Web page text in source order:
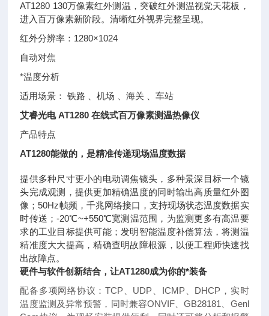
AT1280 130万像素红外测温，突破红外测温视觉天花板，
进入百万像素新阶段。清晰红外视界完整呈现。
红外分辨率：1280×1024
自动对焦
*温度分析
适用场景：铁路 、机场 、海关 、车站
艾睿光电 AT1280 在线式百万像素测温热像仪
产品特点
AT1280能做的，是精准传递现场温度数据
提供多种尺寸更小的电动调焦镜头，多种景深目标一个镜
头完成观测，提供更加精确温度的同时输出高质量红外图
像；50Hz帧频，千兆网络接口，支持现场状态温度数据实
时传送；-20℃~+550℃宽测温范围，为监测更多有高温要
求的工业目标提供可能；发明智能温度补偿算法，将测温
精准度大大提高，精确查明故障根源，以便工程师快速找
出故障点。
硬件与软件创新结合，让AT1280成为你的*装备
配备多项网络协议：TCP、UDP、ICMP、DHCP，实时
温度监测及异常预警，同时兼容ONVIF、GB28181、Genl